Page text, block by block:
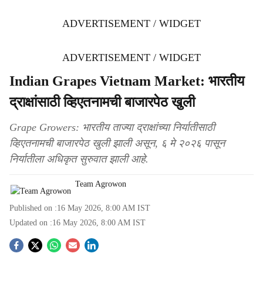
ADVERTISEMENT / WIDGET
ADVERTISEMENT / WIDGET
Indian Grapes Vietnam Market: भारतीय
द्राक्षांसाठी व्हिएतनामची बाजारपेठ खुली
Grape Growers: भारतीय ताज्या द्राक्षांच्या निर्यातीसाठी
व्हिएतनामची बाजारपेठ खुली झाली असून, ६ मे २०२६ पासून
निर्यातीला अधिकृत सुरुवात झाली आहे.
Team Agrowon
Published on :16 May 2026, 8:00 AM IST
Updated on :16 May 2026, 8:00 AM IST
S